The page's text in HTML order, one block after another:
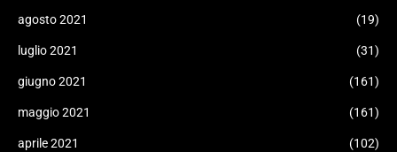
agosto 2021 (19)
luglio 2021 (31)
giugno 2021 (161)
maggio 2021 (161)
aprile 2021 (102)